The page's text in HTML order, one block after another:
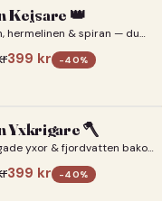
Kejsare 👑
hermelinen & spiran — du
399 kr -40%
Yxkrigare 🪓
yxor & fjordvatten bakom
399 kr -40%